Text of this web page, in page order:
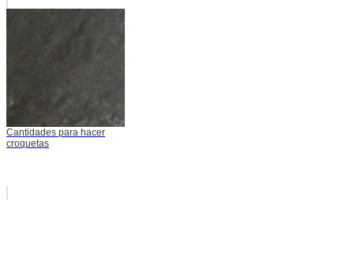
Cantidades para hacer
croquetas